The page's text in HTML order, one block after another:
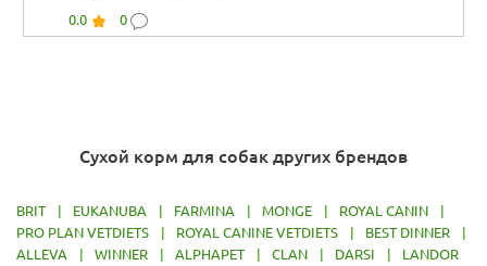
0.0 0
Сухой корм для собак других брендов
BRIT EUKANUBA FARMINA MONGE ROYAL CANIN
PRO PLAN VETDIETS
ROYAL CANINE VETDIETS BEST DINNER
ALLEVA
WINNER ALPHAPET CLAN DARSI
LANDOR